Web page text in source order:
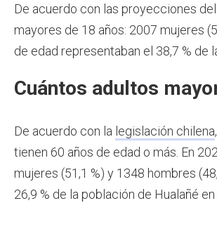
De acuerdo con las proyecciones
mayores de 18 años: 2007 mujeres
de edad representaban el 38,7 % de
Cuántos adultos
De acuerdo con la legislación chilena
tienen 60 años de edad o más. En
mujeres (51,1 %) y 1348 hombres
26,9 % de la población de Hualañé